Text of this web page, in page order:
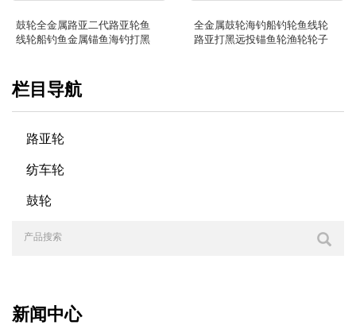
鼓轮全金属路亚二代路亚轮鱼
线轮船钓鱼金属锚鱼海钓打黑
全金属鼓轮海钓船钓轮鱼线轮
路亚打黑远投锚鱼轮渔轮轮子
栏目导航
路亚轮
纺车轮
鼓轮
新闻中心